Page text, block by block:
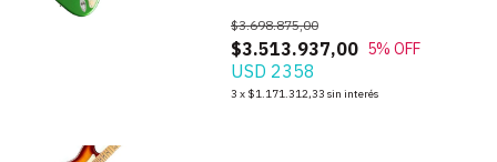
$3.513.937,00
$3.698.875,00
5% OFF
USD 2358
3 x $1.171.312,33 sin interés